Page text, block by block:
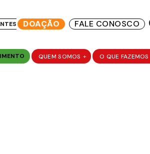
DOAÇÃO FALE CONOSCO
QUEM SOMOS + O QUE FAZEMOS